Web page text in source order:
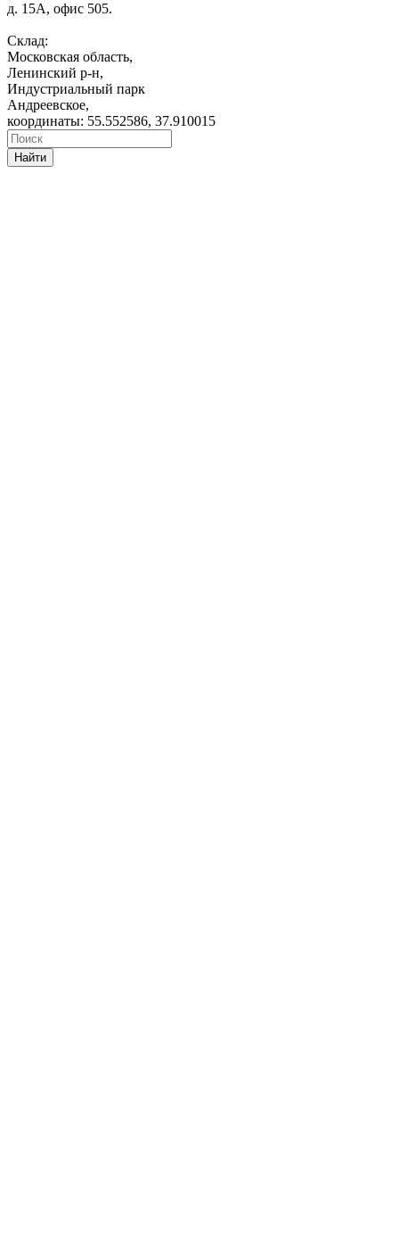
д. 15А, офис 505.
Склад:
Московская область,
Ленинский р-н,
Индустриальный парк
Андреевское,
координаты: 55.552586, 37.910015
Найти